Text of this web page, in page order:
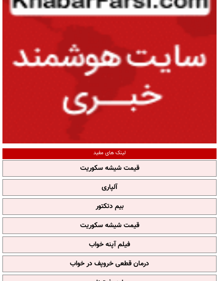
لینک های مفید
قیمت شیشه سکوریت
آلپاری
بیم دتکتور
قیمت شیشه سکوریت
فیلم آپنه خواب
درمان قطعی خروپف در خواب